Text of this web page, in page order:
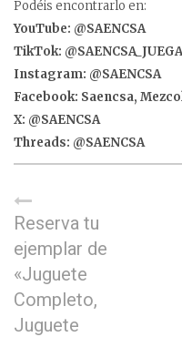
Podéis encontrarlo en:
YouTube: @SAENCSA
TikTok: @SAENCSA_JUEGA
Instagram: @SAENCSA
Facebook: Saencsa,
X: @SAENCSA
Threads: @SAENCSA
Reserva tu
ejemplar de
«Juguete
Completo,
Juguete